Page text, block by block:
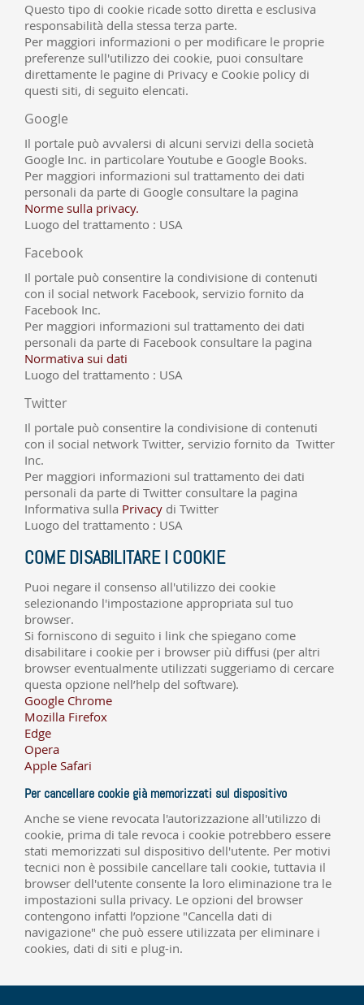
Questo tipo di cookie ricade sotto diretta e esclusiva
responsabilità della stessa terza parte.
Per maggiori informazioni o per modificare le proprie
preferenze sull'utilizzo dei cookie, puoi consultare
direttamente le pagine di Privacy e Cookie policy di
questi siti, di seguito elencati.
Google
Il portale può avvalersi di alcuni servizi della società
Google Inc. in particolare Youtube e Google Books.
Per maggiori informazioni sul trattamento dei dati
personali da parte di Google consultare la pagina
Norme sulla privacy.
Luogo del trattamento : USA
Facebook
Il portale può consentire la condivisione di contenuti
con il social network Facebook, servizio fornito da
Facebook Inc.
Per maggiori informazioni sul trattamento dei dati
personali da parte di Facebook consultare la pagina
Normativa sui dati
Luogo del trattamento : USA
Twitter
Il portale può consentire la condivisione di contenuti
con il social network Twitter, servizio fornito da Twitter
Inc.
Per maggiori informazioni sul trattamento dei dati
personali da parte di Twitter consultare la pagina
Informativa sulla Privacy di Twitter
Luogo del trattamento : USA
COME DISABILITARE I COOKIE
Puoi negare il consenso all'utilizzo dei cookie
selezionando l'impostazione appropriata sul tuo
browser.
Si forniscono di seguito i link che spiegano come
disabilitare i cookie per i browser più diffusi (per altri
browser eventualmente utilizzati suggeriamo di cercare
questa opzione nell’help del software).
Google Chrome
Mozilla Firefox
Edge
Opera
Apple Safari
Per cancellare cookie già memorizzati sul dispositivo
Anche se viene revocata l'autorizzazione all'utilizzo di
cookie, prima di tale revoca i cookie potrebbero essere
stati memorizzati sul dispositivo dell'utente. Per motivi
tecnici non è possibile cancellare tali cookie, tuttavia il
browser dell'utente consente la loro eliminazione tra le
impostazioni sulla privacy. Le opzioni del browser
contengono infatti l’opzione "Cancella dati di
navigazione" che può essere utilizzata per eliminare i
cookies, dati di siti e plug-in.